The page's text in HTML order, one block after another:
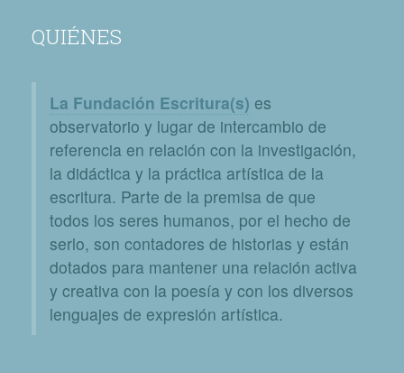
QUIÉNES
La Fundación Escritura(s) es
observatorio y lugar de intercambio de
referencia en relación con la investigación,
la didáctica y la práctica artística de la
escritura. Parte de la premisa de que
todos los seres humanos, por el hecho de
serlo, son contadores de historias y están
dotados para mantener una relación activa
y creativa con la poesía y con los diversos
lenguajes de expresión artística.